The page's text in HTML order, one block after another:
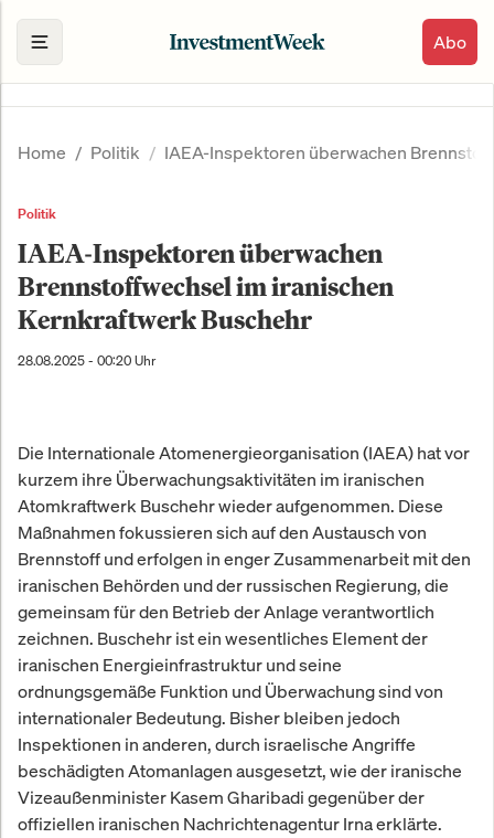
Abo
Home Politik IAEA-Inspektoren überwachen
Politik
IAEA-Inspektoren überwachen
Brennstoffwechsel im iranischen
Kernkraftwerk Buschehr
28.08.2025 - 00:20 Uhr
Die Internationale Atomenergieorganisation (IAEA) hat vor
kurzem ihre Überwachungsaktivitäten im iranischen
Atomkraftwerk Buschehr wieder aufgenommen. Diese
Maßnahmen fokussieren sich auf den Austausch von
Brennstoff und erfolgen in enger Zusammenarbeit mit den
iranischen Behörden und der russischen Regierung, die
gemeinsam für den Betrieb der Anlage verantwortlich
zeichnen. Buschehr ist ein wesentliches Element der
iranischen Energieinfrastruktur und seine
ordnungsgemäße Funktion und Überwachung sind von
internationaler Bedeutung. Bisher bleiben jedoch
Inspektionen in anderen, durch israelische Angriffe
beschädigten Atomanlagen ausgesetzt, wie der iranische
Vizeaußenminister Kasem Gharibadi gegenüber der
offiziellen iranischen Nachrichtenagentur Irna erklärte.